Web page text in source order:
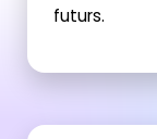
futurs.